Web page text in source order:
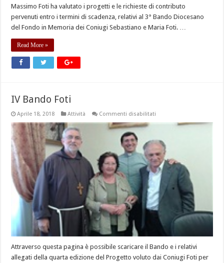
Massimo Foti ha valutato i progetti e le richieste di contributo
pervenuti entro i termini di scadenza, relativi al 3° Bando Diocesano
del Fondo in Memoria dei Coniugi Sebastiano e Maria Foti. …
Read More »
IV Bando Foti
Aprile 18, 2018 Attività Commenti disabilitati
Attraverso questa pagina è possibile scaricare il Bando e i relativi
allegati della quarta edizione del Progetto voluto dai Coniugi Foti per